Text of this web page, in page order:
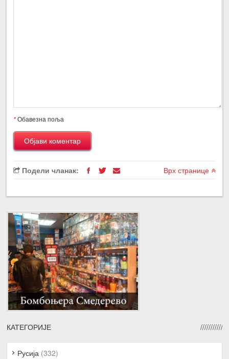
*Обавезна поља
Подели чланак: Врх странице
КАТЕГОРИЈЕ
Русија (332)